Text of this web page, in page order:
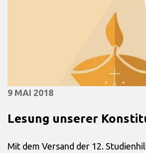
9 MAI 2018
Lesung unserer
Mit dem Versand der 12.